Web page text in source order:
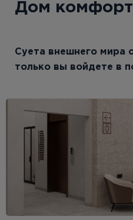
Дом
Суета внешнего мира
только вы войдете в